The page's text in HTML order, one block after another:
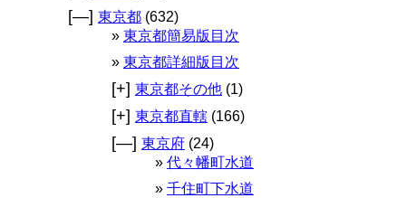
[—] 東京都 (632)
東京都簡易版目次
東京都詳細版目次
[+] 東京都その他 (1)
[+] 東京都直轄 (166)
[—] 東京府 (24)
代々幡町水道
千住町下水道